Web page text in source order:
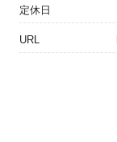
定休日
URL